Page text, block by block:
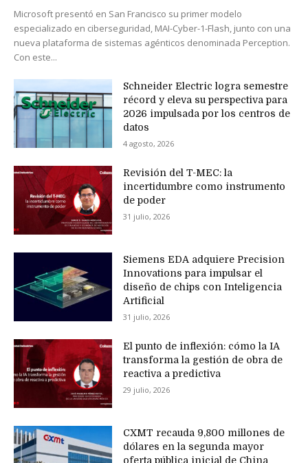
Microsoft presentó en San Francisco su primer modelo
especializado en ciberseguridad, MAI-Cyber-1-Flash, junto con una
nueva plataforma de sistemas agénticos denominada Perception.
Con este...
Schneider Electric logra semestre
récord y eleva su perspectiva para
2026 impulsada por los centros de
datos
4 agosto, 2026
Revisión del T-MEC: la
incertidumbre como instrumento
de poder
31 julio, 2026
Siemens EDA adquiere Precision
Innovations para impulsar el
diseño de chips con Inteligencia
Artificial
31 julio, 2026
El punto de inflexión: cómo la IA
transforma la gestión de obra de
reactiva a predictiva
29 julio, 2026
CXMT recauda 9,800 millones de
dólares en la segunda mayor
oferta pública inicial de China